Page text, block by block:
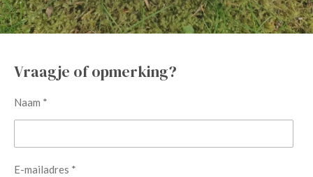
Vraagje of opmerking?
Naam *
E-mailadres *